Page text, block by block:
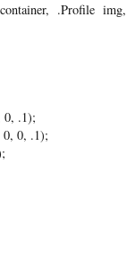
.Profile img,
0, .1);
0, 0, .1);